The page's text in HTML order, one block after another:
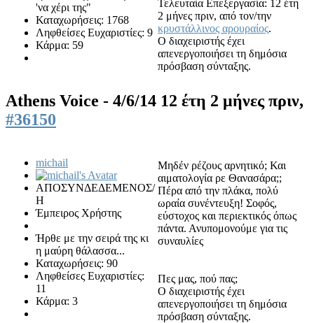
'να χέρι της"
Καταχωρήσεις: 1768
Ληφθείσες Ευχαριστίες: 9
Κάρμα: 59
Τελευταία Επεξεργασία: 12 έτη
2 μήνες πριν, από τον/την
κρυστάλλινος αρουραίος.
Ο διαχειριστής έχει
απενεργοποιήσει τη δημόσια
πρόσβαση σύνταξης.
Athens Voice - 4/6/14 12 έτη 2 μήνες πριν,
#36150
michail
ΑΠΟΣΥΝΔΕΔΕΜΕΝΟΣ/
Η
Έμπειρος Χρήστης
Ήρθε με την σειρά της κι
η μαύρη θάλασσα...
Καταχωρήσεις: 90
Ληφθείσες Ευχαριστίες:
11
Κάρμα: 3
Μηδέν ρέζους αρνητικό; Και
αιματολογία ρε Θανασάρα;;
Πέρα από την πλάκα, πολύ
ωραία συνέντευξη! Σοφός,
εύστοχος και περιεκτικός όπως
πάντα. Ανυπομονούμε για τις
συναυλίες
Πες μας, πού πας;
Ο διαχειριστής έχει
απενεργοποιήσει τη δημόσια
πρόσβαση σύνταξης.